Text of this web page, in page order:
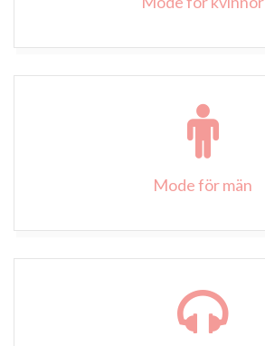
Mode för män